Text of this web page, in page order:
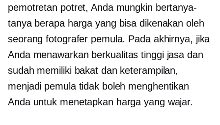
pemotretan potret, Anda mungkin bertanya-
tanya berapa harga yang bisa dikenakan oleh
seorang fotografer pemula. Pada akhirnya, jika
Anda menawarkan berkualitas tinggijasa dan
sudah memiliki bakat dan keterampilan,
menjadi pemula tidak boleh menghentikan
Anda untuk menetapkan harga yang wajar.